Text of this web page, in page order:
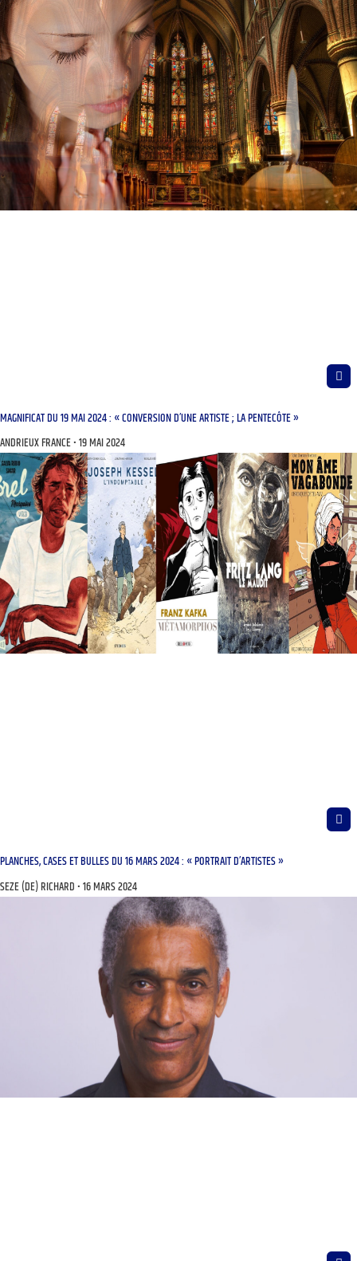
MAGNIFICAT DU 19 MAI 2024 : « CONVERSION D’UNE ARTISTE ; LA PENTECÔTE »
ANDRIEUX FRANCE 19 MAI 2024
PLANCHES, CASES ET BULLES DU 16 MARS 2024 : « PORTRAIT D’ARTISTES »
SEZE (DE) RICHARD 16 MARS 2024